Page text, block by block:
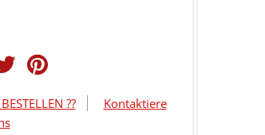
??
Kontaktiere